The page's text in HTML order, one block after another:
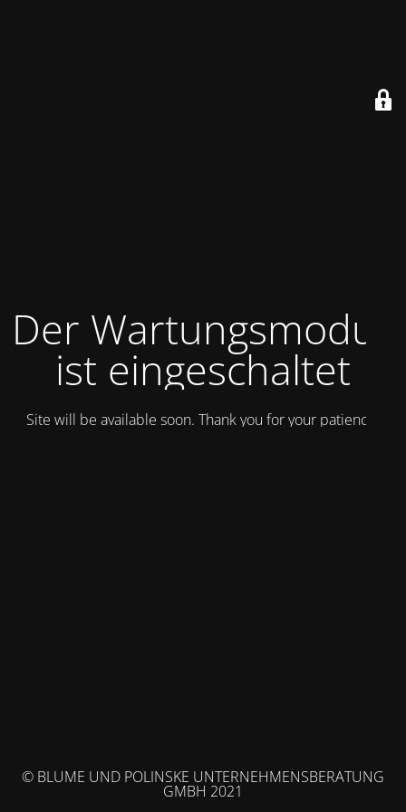
Der Wartungsmodus
ist eingeschaltet
Site will be available soon. Thank you for your patience!
© BLUME UND POLINSKE UNTERNEHMENSBERATUNG
GMBH 2021